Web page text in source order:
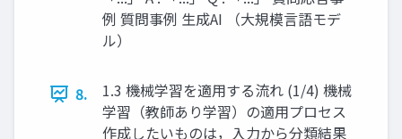
例 質問事例 ⽣成AI （⼤規模⾔語モデ
ル）
8.
1.3 機械学習を適用する流れ (1/4) 機械
学習（教師あり学習）の適用プロセス
作成したいものは，入力から分類結果